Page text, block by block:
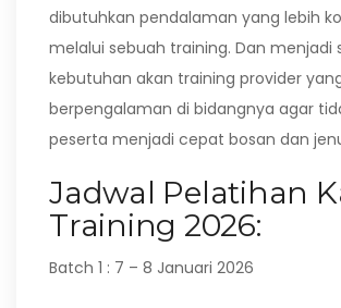
dibutuhkan pendalaman yang lebih
melalui sebuah training. Dan menjadi
kebutuhan akan training provider
berpengalaman di bidangnya agar
peserta menjadi cepat bosan dan
Jadwal Pelatihan
Training 2026:
Batch 1 : 7 – 8 Januari 2026